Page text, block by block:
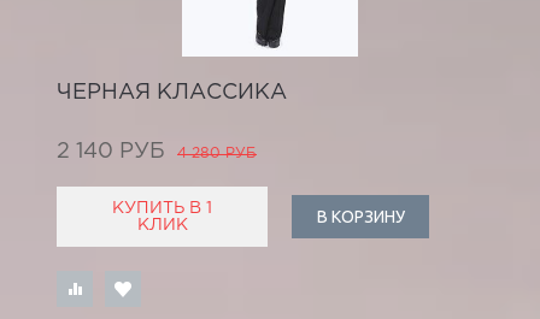
ЧЕРНАЯ КЛАССИКА
2 140 РУБ 4 280 РУБ
КУПИТЬ В 1
КЛИК
В КОРЗИНУ